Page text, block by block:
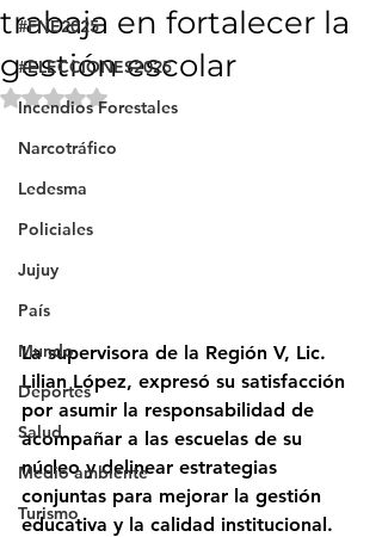
#FNE2025
#ELECCIONES2025
Incendios Forestales
Narcotráfico
Ledesma
Policiales
Jujuy
País
Mundo
Deportes
Salud
Medio ambiente
Turismo
trabaja en fortalecer la
gestión escolar
Obtuvo NaN de 5 estrellas.
La supervisora de la Región V, Lic.
Lilian López, expresó su satisfacción
por asumir la responsabilidad de
acompañar a las escuelas de su
núcleo y delinear estrategias
conjuntas para mejorar la gestión
educativa y la calidad institucional.